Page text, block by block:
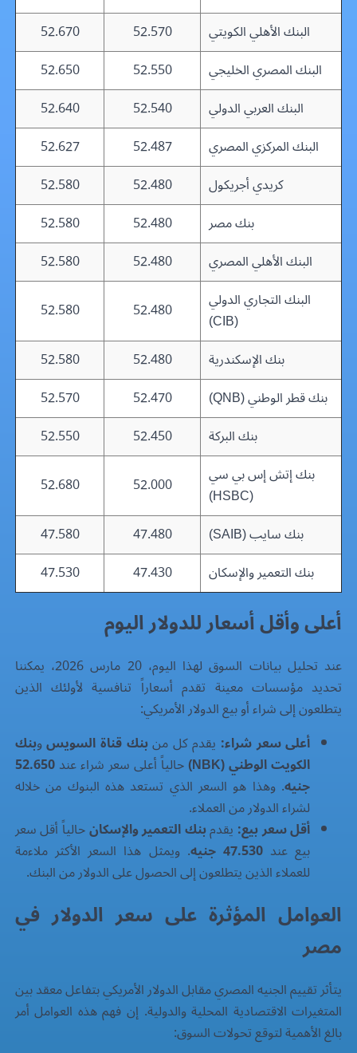
البنك الأهلي الكويتي
52.570
52.670
البنك المصري الخليجي
52.550
52.650
البنك العربي الدولي
52.540
52.640
البنك المركزي المصري
52.487
52.627
كريدي أجريكول
52.480
52.580
بنك مصر
52.480
52.580
البنك الأهلي المصري
52.480
52.580
البنك التجاري الدولي
(CIB)
52.480
52.580
بنك الإسكندرية
52.480
52.580
بنك قطر الوطني (QNB)
52.470
52.570
بنك البركة
52.450
52.550
بنك إتش إس بي سي
(HSBC)
52.000
52.680
بنك سايب (SAIB)
47.480
47.580
بنك التعمير والإسكان
47.430
47.530
أعلى وأقل أسعار للدولار اليوم
عند تحليل بيانات السوق لهذا اليوم، 20 مارس 2026، يمكننا
تحديد مؤسسات معينة تقدم أسعاراً تنافسية لأولئك الذين
يتطلعون إلى شراء أو بيع الدولار الأمريكي:
أعلى سعر شراء: يقدم كل منبنك قناة السويسوبنك
الكويت الوطني (NBK) حالياً أعلى سعر شراء عند52.650
جنيه. وهذا هو السعر الذي تستعد هذه البنوك من خلاله
لشراء الدولار من العملاء.
أقل سعر بيع: يقدمبنك التعمير والإسكانحالياً أقل سعر
بيع عند47.530 جنيه . ويمثل هذا السعر الأكثر ملاءمة
للعملاء الذين يتطلعون إلى الحصول على الدولار من البنك.
العوامل المؤثرة على سعر الدولار في
مصر
يتأثر تقييم الجنيه المصري مقابل الدولار الأمريكي بتفاعل معقد بين
المتغيرات الاقتصادية المحلية والدولية. إن فهم هذه العوامل أمر
بالغ الأهمية لتوقع تحولات السوق: